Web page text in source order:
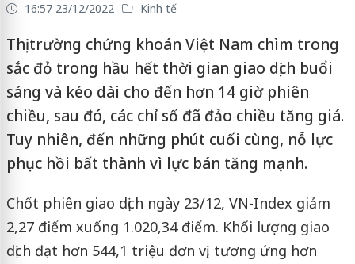
16:57 23/12/2022 Kinh tế
Thị trường chứng khoán Việt Nam chìm trong
sắc đỏ trong hầu hết thời gian giao dịch buổi
sáng và kéo dài cho đến hơn 14 giờ phiên
chiều, sau đó, các chỉ số đã đảo chiều tăng giá.
Tuy nhiên, đến những phút cuối cùng, nỗ lực
phục hồi bất thành vì lực bán tăng mạnh.
Chốt phiên giao dịch ngày 23/12, VN-Index giảm
2,27 điểm xuống 1.020,34 điểm. Khối lượng giao
dịch đạt hơn 544,1 triệu đơn vị, tương ứng hơn